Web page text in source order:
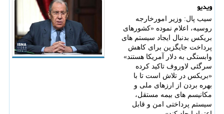
ویدیو
سیب پال: وزیر امورخارجه
روسیه، اعلام نموده «کشورهای
بریکس بدنبال ایجاد سیستم های
پرداخت جایگزین برای کاهش
وابستگی به دلار آمریکا هستند»
سرگئی لاوروف تاکید کرده
«بریکس در تلاش است تا با
بهره بردن از ارزهای ملی و
مکانیسم های بیمه مستقل،
سیستم پرداختی امن و قابل